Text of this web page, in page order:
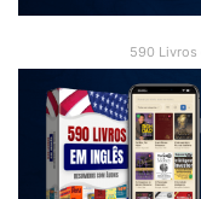
590 Livros